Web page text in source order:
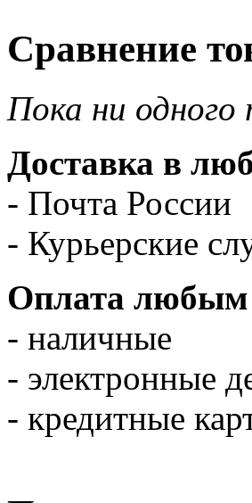
Сравнение
Пока ни одного
Доставка в
- Почта России
- Курьерские
Оплата любым
- наличные
- электронные
- кредитные